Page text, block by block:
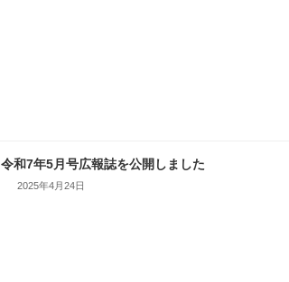
令和7年5月号広報誌を公開しました
2025年4月24日